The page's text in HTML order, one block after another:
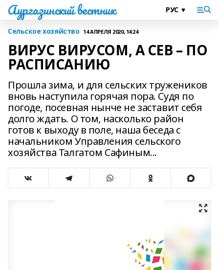
Аургазинский вестник
Сельское хозяйство 14 АПРЕЛЯ 2020, 14:24
ВИРУС ВИРУСОМ, А СЕВ – ПО
РАСПИСАНИЮ
Прошла зима, и для сельских тружеников
вновь наступила горячая пора. Судя по
погоде, посевная нынче не заставит себя
долго ждать. О том, насколько район
готов к выходу в поле, наша беседа с
начальником Управления сельского
хозяйства Талгатом Сафиным...